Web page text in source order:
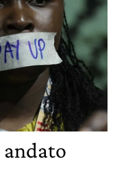
andato